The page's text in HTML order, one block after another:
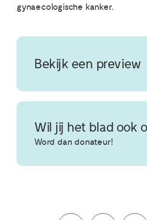
gynaecologische kanker.
Bekijk een preview
Wil jij het blad ook
Word dan donateur!